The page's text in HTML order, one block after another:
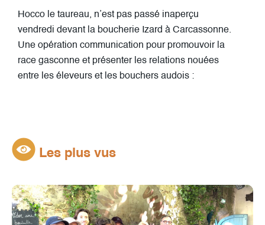
Hocco le taureau, n’est pas passé inaperçu
vendredi devant la boucherie Izard à Carcassonne.
Une opération communication pour promouvoir la
race gasconne et présenter les relations nouées
entre les éleveurs et les bouchers audois :
Les plus vus